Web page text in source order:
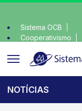
Sistema OCB
Cooperativismo
NOTÍCIAS